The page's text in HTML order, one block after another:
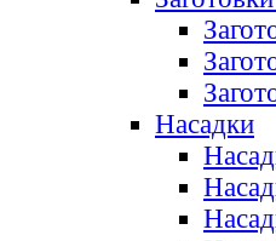
Насадки